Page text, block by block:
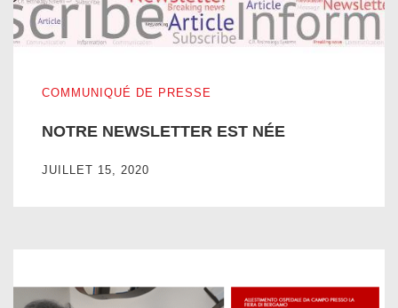
COMMUNIQUÉ DE PRESSE
NOTRE NEWSLETTER EST NÉE
JUILLET 15, 2020